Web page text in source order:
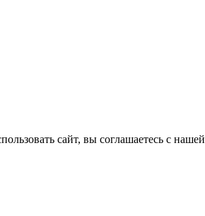
сайт, вы соглашаетесь с нашей